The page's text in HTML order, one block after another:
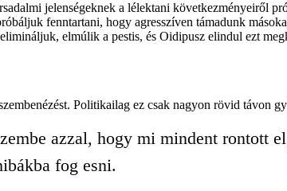
jelenségeknek a lélektani következményeiről
fenntartani, hogy agresszíven támadunk
elmúlik a pestis, és Oidipusz elindul ezt
Politikailag ez csak nagyon rövid távon
azzal, hogy mi mindent rontott
fog esni.